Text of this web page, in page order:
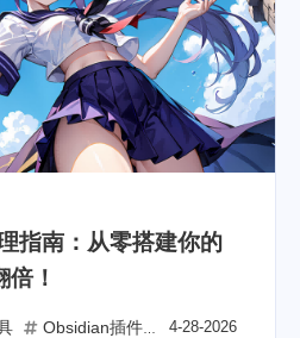
指南：从零搭建你的
！
4-28-2026
Obsidian插件推荐 个人知识管